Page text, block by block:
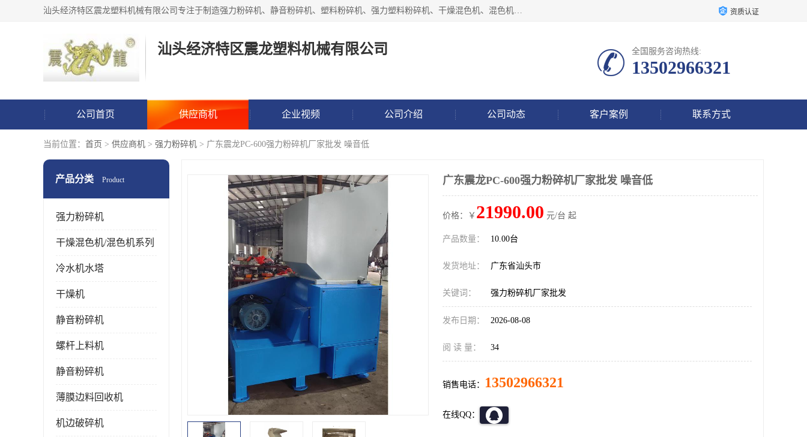
汕头经济特区震龙塑料机械有限公司专注于制造强力粉碎机、静音粉碎机、塑料粉碎机、强力塑料粉碎机、干燥混色机、混色机、冷水机、上料机等塑料辅助机械。 资质认证
汕头经济特区震龙塑料机械有限公司 全国服务咨询热线:
13502966321
公司首页 供应商机 企业视频 公司介绍 公司动态 客户案例 联系方式
当前位置： 首页 > 供应商机 > 强力粉碎机 > 广东震龙PC-600强力粉碎机厂家批发 噪音低
产品分类 Product
强力粉碎机
干燥混色机/混色机系列
冷水机水塔
干燥机
静音粉碎机
螺杆上料机
静音粉碎机
薄膜边料回收机
机边破碎机
广东震龙PC-600强力粉碎机厂家批发 噪音低
价格：￥ 21990.00 元/台 起
产品数量： 10.00台
发货地址： 广东省汕头市
关键词： 强力粉碎机厂家批发
发布日期： 2026-08-08
阅 读 量： 34
销售电话： 13502966321
在线QQ：